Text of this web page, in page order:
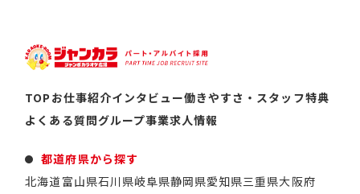
TOP お仕事紹介インタビュー働きやすさ・スタッフ特典
よくある質問グループ事業求人情報
都道府県から探す
北海道富山県石川県岐阜県静岡県愛知県三重県大阪府